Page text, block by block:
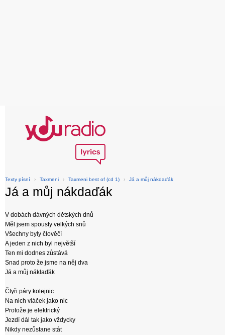
Texty písní › Taxmeni › Taxmeni best of (cd 1) › Já a můj nákdaďák
Já a můj nákdaďák
V dobách dávných dětských dnů
Měl jsem spousty velkých snů
Všechny byly člověčí
A jeden z nich byl největší
Ten mi dodnes zůstává
Snad proto že jsme na něj dva
Já a můj náklaďák
Čtyři páry kolejnic
Na nich vláček jako nic
Protože je elektrický
Jezdí dál tak jako vždycky
Nikdy nezůstane stát